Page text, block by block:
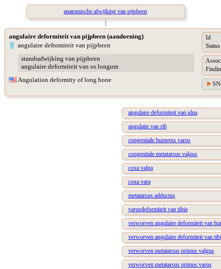
anatomische afwijking van pijpbeen
|
angulaire deformiteit van pijpbeen (aandoening)
angulaire deformiteit van pijpbeen
standsafwijking van pijpbeen
angulaire deformiteit van os longum
Angulation deformity of long bone
Id
Status
angulaire deformiteit van ulna
angulatie van rib
congenitale humerus varus
congenitale metatarsus valgus
coxa valga
coxa vara
metatarsus adductus
varusdeformiteit van tibia
verworven angulaire deformiteit van
verworven angulaire deformiteit van
verworven metatarsus primus valgus
verworven metatarsus primus varus